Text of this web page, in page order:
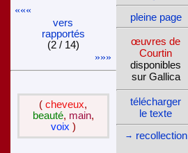
«««
vers
rappor­tés
(2 / 14)
»»»
(cheveux,
beauté, main,
voix )
pleine page
œuvres de
Courtin
dispo­nibles
sur Gallica
télé­charger
le texte
→ recol­lec­tion